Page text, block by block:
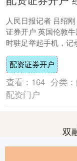
人民日报记者 吕绍
证券开户 英国伦敦
时驻足举起手机，记
会发现不少人用的是
在....
配资证券开户
查看： 164 分类：
配资门户
双